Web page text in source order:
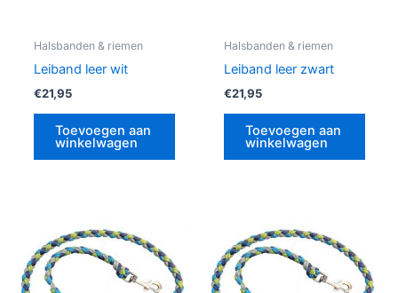
Halsbanden & riemen
Leiband leer wit
€21,95
Toevoegen aan
winkelwagen
Halsbanden & riemen
Leiband leer zwart
€21,95
Toevoegen aan
winkelwagen